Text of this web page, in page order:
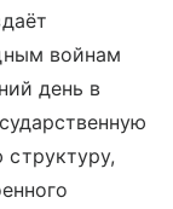
войнам
день в